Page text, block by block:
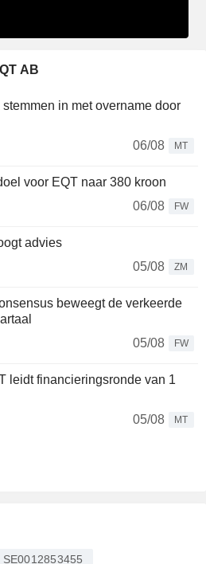
AB
in met overname door
06/08
MT
voor EQT naar 380 kroon
06/08
FW
advies
05/08
ZM
beweegt de verkeerde
05/08
FW
leidt financieringsronde van 1
05/08
MT
SE0012853455